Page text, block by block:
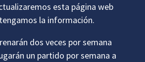
esta página web
la información.
dos veces por semana
un partido por semana a